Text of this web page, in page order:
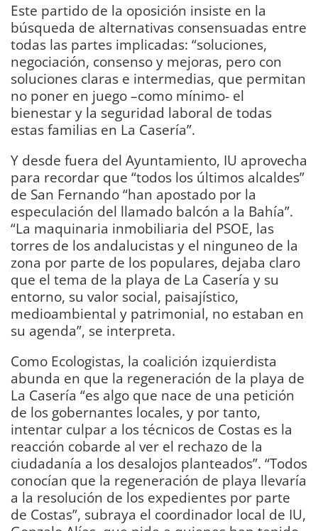
Este partido de la oposición insiste en la
búsqueda de alternativas consensuadas entre
todas las partes implicadas: “soluciones,
negociación, consenso y mejoras, pero con
soluciones claras e intermedias, que permitan
no poner en juego –como mínimo- el
bienestar y la seguridad laboral de todas
estas familias en La Casería”.
Y desde fuera del Ayuntamiento, IU aprovecha
para recordar que “todos los últimos alcaldes”
de San Fernando “han apostado por la
especulación del llamado balcón a la Bahía”.
“La maquinaria inmobiliaria del PSOE, las
torres de los andalucistas y el ninguneo de la
zona por parte de los populares, dejaba claro
que el tema de la playa de La Casería y su
entorno, su valor social, paisajístico,
medioambiental y patrimonial, no estaban en
su agenda”, se interpreta.
Como Ecologistas, la coalición izquierdista
abunda en que la regeneración de la playa de
La Casería “es algo que nace de una petición
de los gobernantes locales, y por tanto,
intentar culpar a los técnicos de Costas es la
reacción cobarde al ver el rechazo de la
ciudadanía a los desalojos planteados”. “Todos
conocían que la regeneración de playa llevaría
a la resolución de los expedientes por parte
de Costas”, subraya el coordinador local de IU,